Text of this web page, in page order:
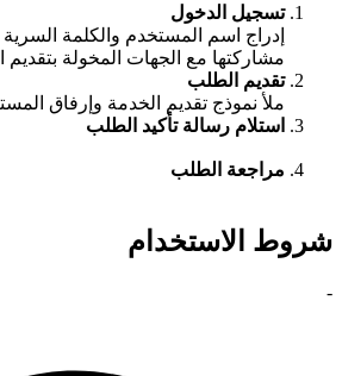
تسجيل الدخول
إدراج اسم المستخدم والكلمة
مشاركتها مع الجهات المخولة بتقديم
تقديم الطلب
ملأ نموذج تقديم الخدمة وإرفاق
استلام رسالة تأكيد الطلب
مراجعة الطلب
شروط الاستخدام
-